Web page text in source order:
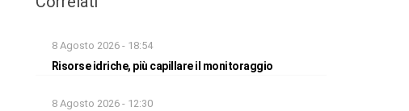
8 Agosto 2026 - 18:54
Risorse idriche, più capillare il monitoraggio
8 Agosto 2026 - 12:30